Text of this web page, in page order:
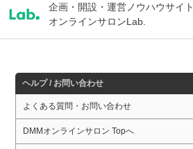
企画・開設・運営ノウハウサイト
オンラインサロンLab.
ヘルプ / お問い合わせ
よくある質問・お問い合わせ
DMMオンラインサロン Topへ